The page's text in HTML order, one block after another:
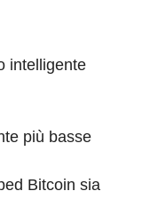
intelligente
più basse
Bitcoin sia